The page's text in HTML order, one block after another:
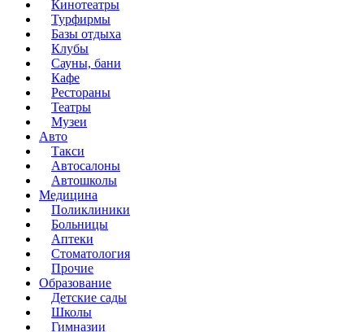
Кинотеатры
Турфирмы
Базы отдыха
Клубы
Сауны, бани
Кафе
Рестораны
Театры
Музеи
Авто
Такси
Автосалоны
Автошколы
Медицина
Поликлиники
Больницы
Аптеки
Стоматология
Прочие
Образование
Детские сады
Школы
Гимназии